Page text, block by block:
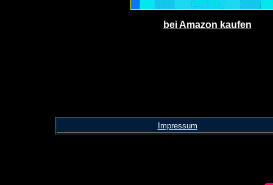
bei Amazon kaufen
Impressum